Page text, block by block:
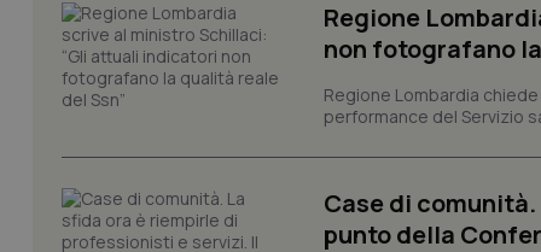
Regione
non fotografano
Regione Lombardia
performance del Servizio
Case di
punto della
_ga